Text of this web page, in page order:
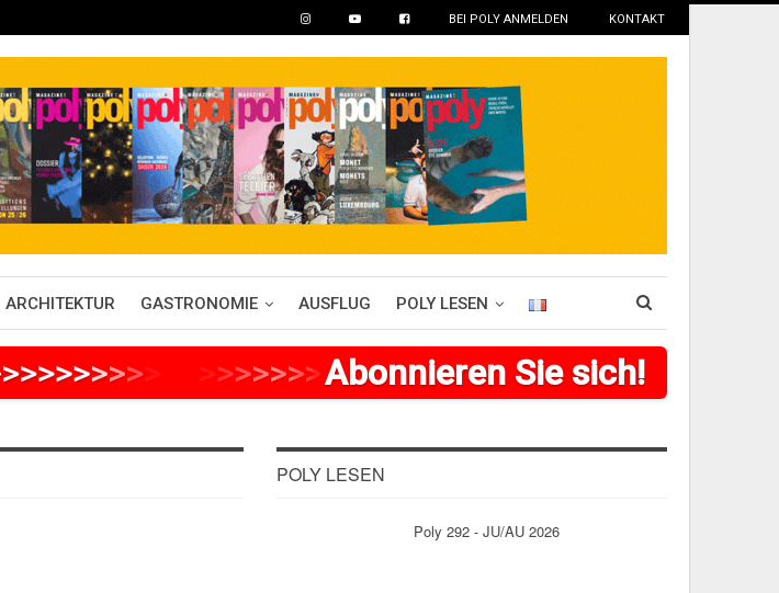
BEI POLY ANMELDEN KONTAKT
ARCHITEKTUR GASTRONOMIE AUSFLUG POLY LESEN
>>>>>>>> >>>>> >>>>>>>>
Abonnieren Sie sich!
POLY LESEN
Poly 292 - JU/AU 2026